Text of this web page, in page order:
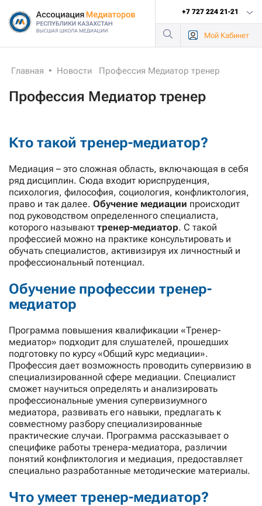
+7 727 224 21-21
МойКабинет
Главная • Новости Профессия Медиатор тренер
Профессия Медиатор тренер
Кто такой тренер-медиатор?
Медиация – это сложная область, включающая в себя
ряд дисциплин. Сюда входит юриспруденция,
психология, философия, социология, конфликтология,
право и так далее. Обучение медиации происходит
под руководством определенного специалиста,
которого называют тренер-медиатор. С такой
профессией можно на практике консультировать и
обучать специалистов, активизируя их личностный и
профессиональный потенциал.
Обучение профессии тренер-
медиатор
Программа повышения квалификации «Тренер-
медиатор» подходит для слушателей, прошедших
подготовку по курсу «Общий курс медиации».
Профессия дает возможность проводить супервизию в
специализированной сфере медиации. Специалист
сможет научиться определять и анализировать
профессиональные умения супервизиумного
медиатора, развивать его навыки, предлагать к
совместному разбору специализированные
практические случаи. Программа рассказывает о
специфике работы тренера-медиатора, различии
понятий конфликтология и медиация, предоставляет
специально разработанные методические материалы.
Что умеет тренер-медиатор?